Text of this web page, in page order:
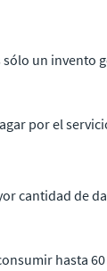
un invento
por el
cantidad de
hasta